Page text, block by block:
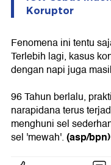
Koruptor
Fenomena ini tentu
Terlebih lagi, kasus
dengan napi juga
96 Tahun berlalu,
narapidana terus
menghuni sel
sel 'mewah'.(asp/bpn)